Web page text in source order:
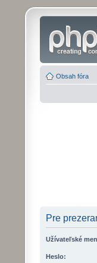
Obsah fóra
Pre
Užívateľské
Heslo: